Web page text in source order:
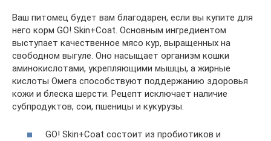
Ваш питомец будет вам благодарен, если вы купите для
него корм GO! Skin+Coat. Основным ингредиентом
выступает качественное мясо кур, выращенных на
свободном выгуле. Оно насыщает организм кошки
аминокислотами, укрепляющими мышцы, а жирные
кислоты Омега способствуют поддержанию здоровья
кожи и блеска шерсти. Рецепт исключает наличие
субпродуктов, сои, пшеницы и кукурузы.
GO! Skin+Coat состоит из пробиотиков и